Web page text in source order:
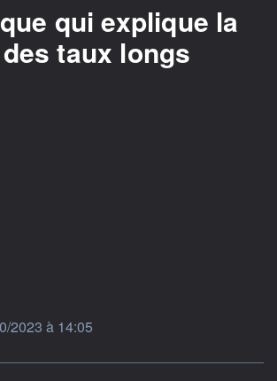
qui explique la
taux longs
par
2023 à 14:05